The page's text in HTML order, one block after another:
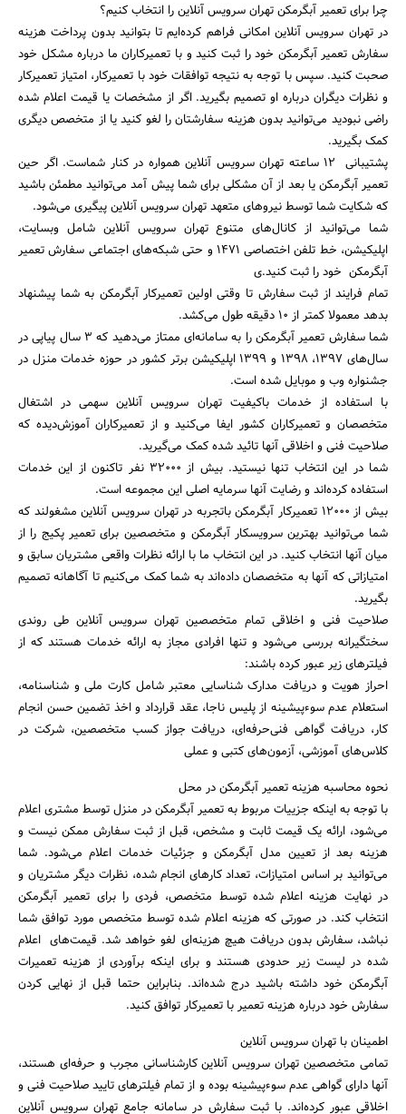
جستجو
چرا برای تعمیر آبگرمکن تهران سرویس آنلاین را انتخاب کنیم؟
در تهران سرویس آنلاین امکانی فراهم کرده‌ایم تا بتوانید بدون پرداخت هزینه
سفارش تعمیر آبگرمکن خود را ثبت کنید و با تعمیرکاران ما درباره مشکل خود
صحبت کنید. سپس با توجه به نتیجه توافقات خود با تعمیرکار، امتیاز تعمیرکار
و نظرات دیگران درباره او تصمیم بگیرید. اگر از مشخصات یا قیمت اعلام شده
راضی نبودید می‌توانید بدون هزینه سفارشتان را لغو کنید یا از متخصص دیگری
کمک بگیرید.
پشتیبانی 12 ساعته تهران سرویس آنلاین همواره در کنار شماست. اگر حین
تعمیر آبگرمکن یا بعد از آن مشکلی برای شما پیش آمد می‌توانید مطمئن باشید
که شکایت شما توسط نیروهای متعهد تهران سرویس آنلاین پیگیری می‌شود.
شما می‌توانید از کانال‌های متنوع تهران سرویس آنلاین شامل وبسایت،
اپلیکیشن، خط تلفن اختصاصی 1471 و حتی شبکه‌های اجتماعی سفارش تعمیر
آبگرمکن خود را ثبت کنید.ی
تمام فرایند از ثبت سفارش تا وقتی اولین تعمیرکار آبگرمکن به شما پیشنهاد
بدهد معمولا کمتر از 10 دقیقه طول می‌کشد.
شما سفارش تعمیر آبگرمکن را به سامانه‌‌ای ممتاز می‌دهید که 3 سال پیاپی در
سال‌های 1397، 1398 و 1399 اپلیکیشن برتر کشور در حوزه خدمات منزل در
جشنواره وب و موبایل شده است.
با استفاده از خدمات باکیفیت تهران سرویس آنلاین سهمی در اشتغال
متخصصان و تعمیرکاران کشور ایفا می‌کنید و از تعمیرکاران آموزش‌دیده که
صلاحیت فنی و اخلاقی آنها تائید شده کمک می‌گیرید.
شما در این انتخاب تنها نیستید. بیش از ۳۲۰۰۰ نفر تاکنون از این خدمات
استفاده کرده‌اند و رضایت آنها سرمایه اصلی این مجموعه است.
بیش از ۱۲۰۰۰ تعمیرکار آبگرمکن باتجربه در تهران سرویس آنلاین مشغولند که
شما می‌توانید بهترین سرویسکار آبگرمکن و متخصصین برای تعمیر پکیج را از
میان آنها انتخاب کنید. در این انتخاب ما با ارائه نظرات واقعی مشتریان سابق و
امتیازاتی که آنها به متخصصان داده‌اند به شما کمک می‌کنیم تا آگاهانه تصمیم
بگیرید.
صلاحیت فنی و اخلاقی تمام متخصصین تهران سرویس آنلاین طی روندی
سختگیرانه بررسی می‌شود و تنها افرادی مجاز به ارائه خدمات هستند که از
فیلترهای زیر عبور کرده باشند:
احراز هویت و دریافت مدارک شناسایی معتبر شامل کارت ملی و شناسنامه،
استعلام عدم سوءپیشینه از پلیس ناجا، عقد قرارداد و اخذ تضمین حسن انجام
کار، دریافت گواهی فنی‌حرفه‌ای، دریافت جواز کسب متخصصین، شرکت در
کلاس‌های آموزشی، آزمون‌های کتبی و عملی
نحوه محاسبه هزینه تعمیر آبگرمکن‌ در محل
با توجه به اینکه جزییات مربوط به تعمیر آبگرمکن در منزل توسط مشتری اعلام
می‌شود، ارائه یک قیمت ثابت و مشخص، قبل از ثبت سفارش ممکن نیست و
هزینه بعد از تعیین مدل آبگرمکن و جزئیات خدمات اعلام می‌شود. شما
می‌توانید بر اساس امتیازات، تعداد کارهای انجام شده، نظرات دیگر مشتریان و
در نهایت هزینه اعلام شده توسط متخصص، فردی را برای تعمیر آبگرمکن
انتخاب کند. در صورتی ‌که هزینه اعلام شده توسط متخصص مورد توافق شما
نباشد، سفارش بدون دریافت هیچ هزینه‌ای لغو خواهد شد. قیمت‌های اعلام
شده در لیست زیر حدودی هستند و برای اینکه برآوردی از هزینه تعمیرات
آبگرمکن خود داشته باشید درج شده‌اند. بنابراین حتما قبل از نهایی کردن
سفارش خود درباره هزینه تعمیر با تعمیرکار توافق کنید.
اطمینان با تهران سرویس آنلاین
تمامی متخصصین تهران سرویس آنلاین کارشناسانی مجرب و حرفه‌‌ای هستند،
آنها دارای گواهی عدم سوءپیشینه بوده و از تمام فیلترهای تایید صلاحیت فنی و
اخلاقی عبور کرده‌اند. با ثبت سفارش در سامانه جامع تهران سرویس آنلاین